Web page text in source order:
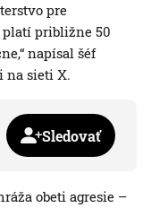
pre
približne 50
napísal šéf
na sieti X.
Sledovať
obeti agresie –